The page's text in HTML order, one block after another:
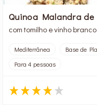
Quinoa Malandra de
com tomilho e vinho branco
Mediterrânea Base de
Para 4 pessoas